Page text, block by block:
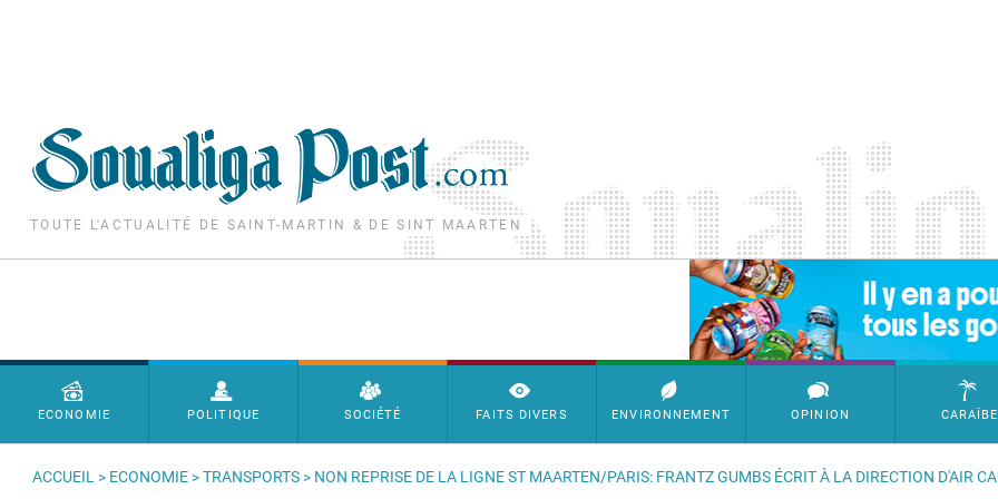
TOUTE L'ACTUALITÉ DE SAINT-MARTIN & DE SINT MAARTEN
SimpleAds Block Bannière
Menu principal
ECONOMIE POLITIQUE SOCIÉTÉ FAITS DIVERS ENVIRONNEMENT OPINION CARAÏBE
ACCUEIL > ECONOMIE >TRANSPORTS > NON REPRISE DE LA LIGNE ST MAARTEN/PARIS: FRANTZ GUMBS ÉCRIT À LA DIRECTION D'AIR